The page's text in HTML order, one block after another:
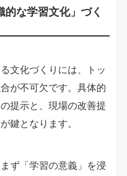
な学習文化」づく
文化づくりには、トッ
が不可欠です。具体的
提示と、現場の改善提
鍵となります。
ず「学習の意義」を浸